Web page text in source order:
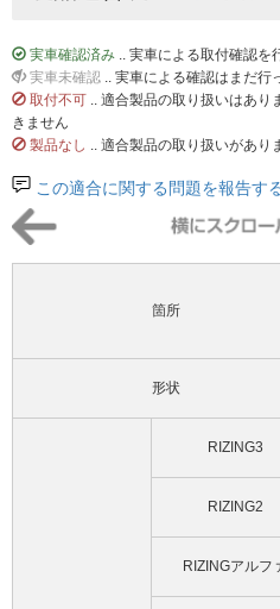
実車確認済み .. 実車による取付確認を
実車未確認 .. 実車による確認はまだ行
取付不可 .. 適合製品の取り扱いはあり
きません
製品なし .. 適合製品の取り扱いがあり
この適合に関する問題を報告す
箇所
形状
RIZING3
RIZING2
RIZINGアルフ